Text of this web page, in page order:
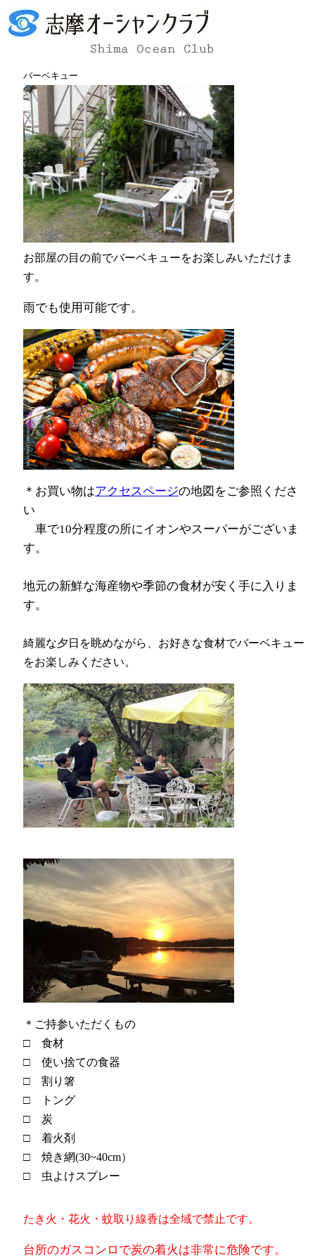
バーベキュー
お部屋の目の前でバーベキューをお楽しみいただけま
す。
雨でも使用可能です。
＊お買い物はアクセスページの地図をご参照くださ
い
車で10分程度の所にイオンやスーパーがございま
す。
地元の新鮮な海産物や季節の食材が安く手に入りま
す。
綺麗な夕日を眺めながら、お好きな食材でバーベキュー
をお楽しみください。
＊ご持参いただくもの
□ 食材
□ 使い捨ての食器
□ 割り箸
□ トング
□ 炭
□ 着火剤
□ 焼き網(30~40cm）
□ 虫よけスプレー
たき火・花火・蚊取り線香は全域で禁止です。
台所のガスコンロで炭の着火は非常に危険です。